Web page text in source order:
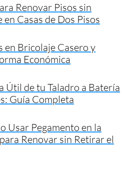
Renovar Pisos sin
Casas de Dos Pisos
en Bricolaje Casero y
Económica
Útil de tu Taladro a Batería
Guía Completa
Usar Pegamento en la
Renovar sin Retirar el